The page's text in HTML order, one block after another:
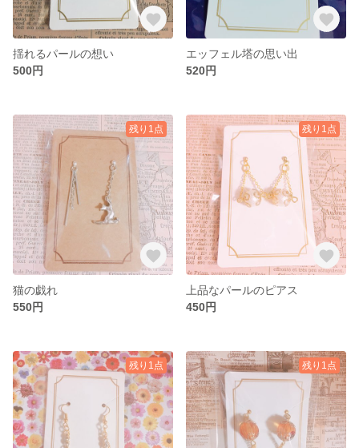
揺れるパールの想い
500円
エッフェル塔の思い出
520円
残り1点
猫の戯れ
550円
残り1点
上品なパールのピアス
450円
残り1点 残り1点